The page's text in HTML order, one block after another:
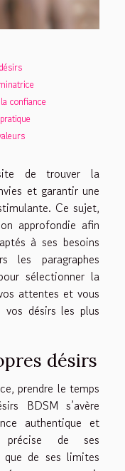
confiance
de trouver la
et garantir une
Ce sujet,
approfondie afin
à ses besoins
les paragraphes
sélectionner la
attentes et vous
vos désirs les plus
désirs
prendre le temps
BDSM s’avère
authentique et
précise de ses
de ses limites